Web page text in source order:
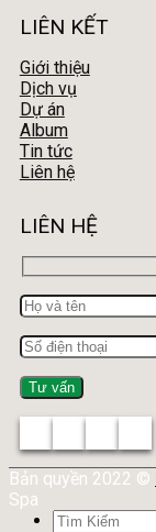
LIÊN KẾT
Giới thiệu
Dịch vụ
Dự án
Album
Tin tức
Liên hệ
LIÊN HỆ
Bản quyền 2022 ©
Spa
Tìm